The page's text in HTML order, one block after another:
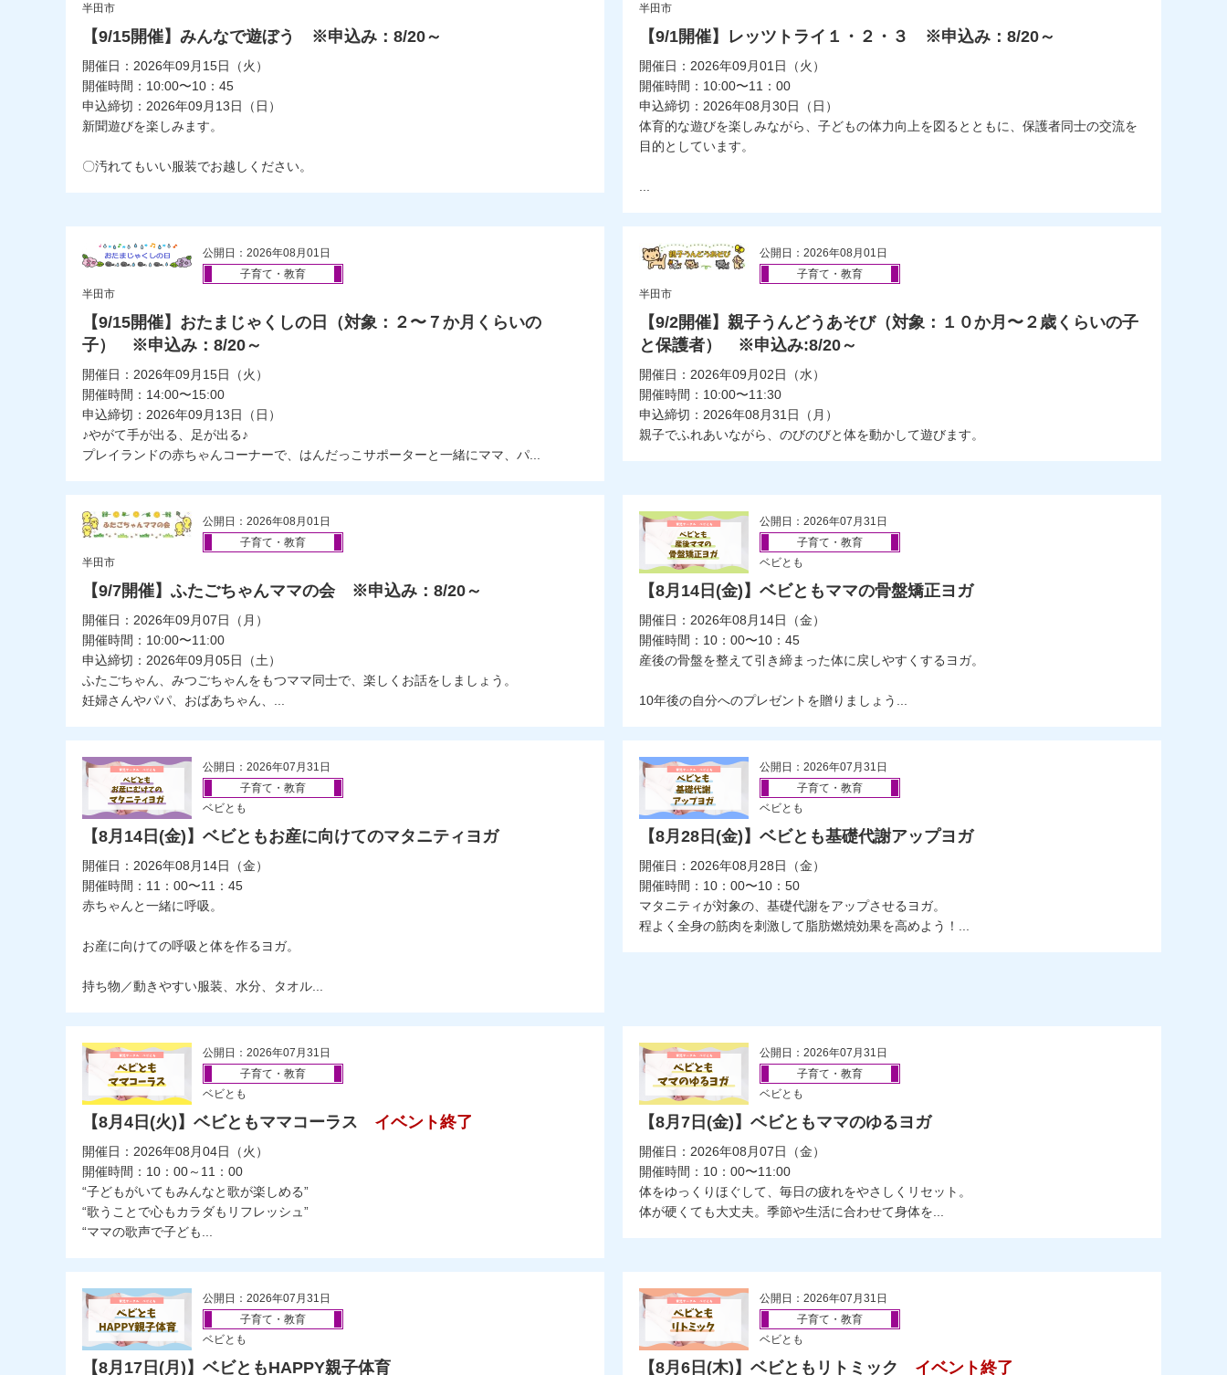
半田市
【9/15開催】みんなで遊ぼう ※申込み：8/20～
開催日：2026年09月15日（火）
開催時間：10:00〜10：45
申込締切：2026年09月13日（日）
新聞遊びを楽しみます。
〇汚れてもいい服装でお越しください。
半田市
【9/1開催】レッツトライ１・２・３ ※申込み：8/20～
開催日：2026年09月01日（火）
開催時間：10:00〜11：00
申込締切：2026年08月30日（日）
体育的な遊びを楽しみながら、子どもの体力向上を図るとともに、保護者同士の交流を
目的としています。
公開日：2026年08月01日
子育て・教育
半田市
【9/15開催】おたまじゃくしの日（対象：２〜７か月くらいの
子） ※申込み：8/20～
開催日：2026年09月15日（火）
開催時間：14:00〜15:00
申込締切：2026年09月13日（日）
♪やがて手が出る、足が出る♪
プレイランドの赤ちゃんコーナーで、はんだっこサポーターと一緒にママ、パ...
公開日：2026年08月01日
子育て・教育
半田市
【9/2開催】親子うんどうあそび（対象：１０か月〜２歳くらいの子
と保護者） ※申込み:8/20～
開催日：2026年09月02日（水）
開催時間：10:00〜11:30
申込締切：2026年08月31日（月）
親子でふれあいながら、のびのびと体を動かして遊びます。
公開日：2026年08月01日
子育て・教育
半田市
【9/7開催】ふたごちゃんママの会 ※申込み：8/20～
開催日：2026年09月07日（月）
開催時間：10:00〜11:00
申込締切：2026年09月05日（土）
ふたごちゃん、みつごちゃんをもつママ同士で、楽しくお話をしましょう。
妊婦さんやパパ、おばあちゃん、...
公開日：2026年07月31日
子育て・教育
ベビとも
【8月14日(金)】ベビともママの骨盤矯正ヨガ
開催日：2026年08月14日（金）
開催時間：10：00〜10：45
産後の骨盤を整えて引き締まった体に戻しやすくするヨガ。
10年後の自分へのプレゼントを贈りましょう...
公開日：2026年07月31日
子育て・教育
ベビとも
【8月14日(金)】ベビともお産に向けてのマタニティヨガ
開催日：2026年08月14日（金）
開催時間：11：00〜11：45
赤ちゃんと一緒に呼吸。
お産に向けての呼吸と体を作るヨガ。
持ち物／動きやすい服装、水分、タオル...
公開日：2026年07月31日
子育て・教育
ベビとも
【8月28日(金)】ベビとも基礎代謝アップヨガ
開催日：2026年08月28日（金）
開催時間：10：00〜10：50
マタニティが対象の、基礎代謝をアップさせるヨガ。
程よく全身の筋肉を刺激して脂肪燃焼効果を高めよう！...
公開日：2026年07月31日
子育て・教育
ベビとも
【8月4日(火)】ベビともママコーラス イベント終了
開催日：2026年08月04日（火）
開催時間：10：00～11：00
“子どもがいてもみんなと歌が楽しめる”
“歌うことで心もカラダもリフレッシュ”
“ママの歌声で子ども...
公開日：2026年07月31日
子育て・教育
ベビとも
【8月7日(金)】ベビともママのゆるヨガ
開催日：2026年08月07日（金）
開催時間：10：00〜11:00
体をゆっくりほぐして、毎日の疲れをやさしくリセット。
体が硬くても大丈夫。季節や生活に合わせて身体を...
公開日：2026年07月31日
子育て・教育
ベビとも
【8月17日(月)】ベビともHAPPY親子体育
公開日：2026年07月31日
子育て・教育
ベビとも
【8月6日(木)】ベビともリトミック イベント終了